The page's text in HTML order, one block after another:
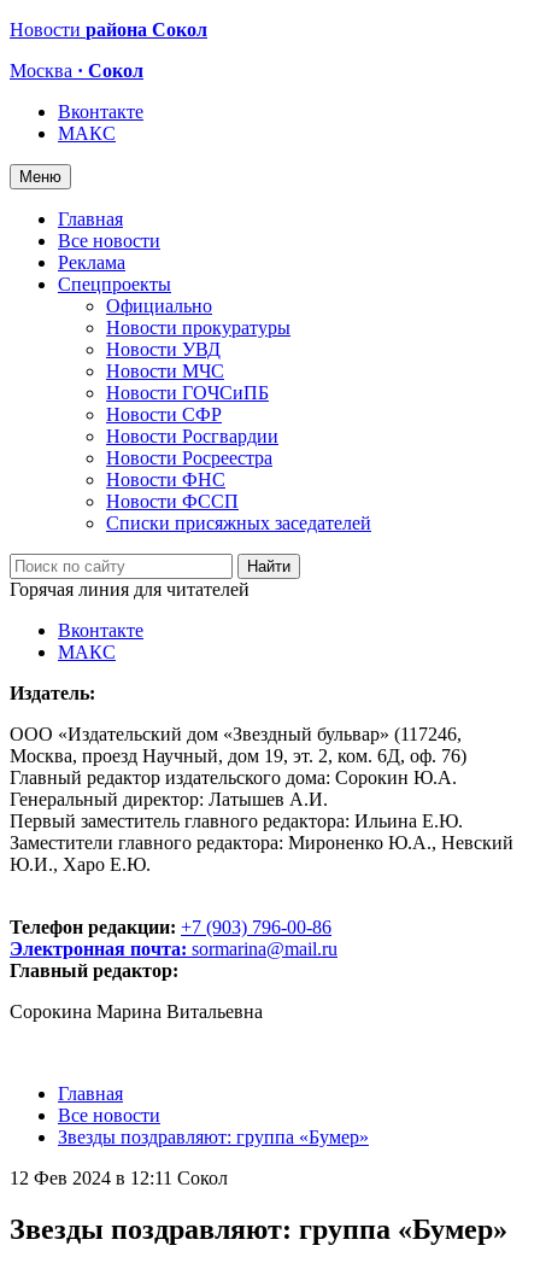
Новости района Сокол
Москва · Сокол
Вконтакте
МАКС
Меню
Главная
Все новости
Реклама
Спецпроекты
Официально
Новости прокуратуры
Новости УВД
Новости МЧС
Новости ГОЧСиПБ
Новости СФР
Новости Росгвардии
Новости Росреестра
Новости ФНС
Новости ФССП
Списки присяжных заседателей
Горячая линия для читателей
Вконтакте
МАКС
Издатель:
ООО «Издательский дом «Звездный бульвар» (117246,
Москва, проезд Научный, дом 19, эт. 2, ком. 6Д, оф. 76)
Главный редактор издательского дома: Сорокин Ю.А.
Генеральный директор: Латышев А.И.
Первый заместитель главного редактора: Ильина Е.Ю.
Заместители главного редактора: Мироненко Ю.А., Невский
Ю.И., Харо Е.Ю.
Телефон редакции: +7 (903) 796-00-86
Электронная почта: sormarina@mail.ru
Главный редактор:
Сорокина Марина Витальевна
Главная
Все новости
Звезды поздравляют: группа «Бумер»
12 Фев 2024 в 12:11 Сокол
Звезды поздравляют: группа «Бумер»